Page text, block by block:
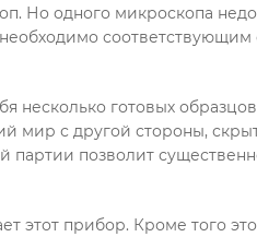
одного микроскопа
соответствующим
несколько готовых
мир с другой стороны,
партии позволит
этот прибор. Кроме того